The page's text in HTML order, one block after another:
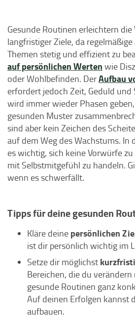
Gesunde Routinen erleichtern die
langfristiger Ziele, da
Themen stetig und effizient zu
auf persönlichen Werten wie
oder Wohlbefinden. DerAufbau
erfordert jedoch Zeit, Geduld und
wird immer wieder Phasen
gesunden Muster
sind aber kein Zeichen des
auf dem Weg des Wachstums. In
es wichtig, sich keine Vorwürfe
mit Selbstmitgefühl zu handeln.
wenn es schwerfällt.
Tipps für deine gesunden
Kläre deine persönlichen
ist dir persönlich wichtig im
Setze dir möglichst
Bereichen, die du
gesunde Routinen ganz
Auf deinen Erfolgen kannst
aufbauen.